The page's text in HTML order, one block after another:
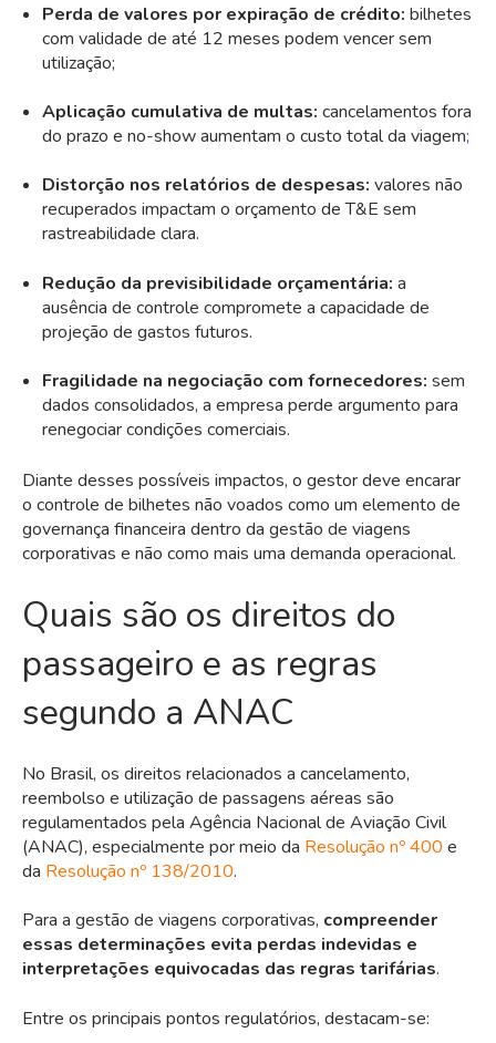
Perda de valores por expiração de crédito: bilhetes
com validade de até 12 meses podem vencer sem
utilização;
Aplicação cumulativa de multas: cancelamentos fora
do prazo e no-show aumentam o custo total da viagem;
Distorção nos relatórios de despesas: valores não
recuperados impactam o orçamento de T&E sem
rastreabilidade clara.
Redução da previsibilidade orçamentária: a
ausência de controle compromete a capacidade de
projeção de gastos futuros.
Fragilidade na negociação com fornecedores: sem
dados consolidados, a empresa perde argumento para
renegociar condições comerciais.
Diante desses possíveis impactos, o gestor deve encarar
o controle de bilhetes não voados como um elemento de
governança financeira dentro da gestão de viagens
corporativas e não como mais uma demanda operacional.
Quais são os direitos do
passageiro e as regras
segundo a ANAC
No Brasil, os direitos relacionados a cancelamento,
reembolso e utilização de passagens aéreas são
regulamentados pela Agência Nacional de Aviação Civil
(ANAC), especialmente por meio da Resolução nº 400 e
da Resolução nº 138/2010.
Para a gestão de viagens corporativas, compreender
essas determinações evita perdas indevidas e
interpretações equivocadas das regras tarifárias.
Entre os principais pontos regulatórios, destacam-se: